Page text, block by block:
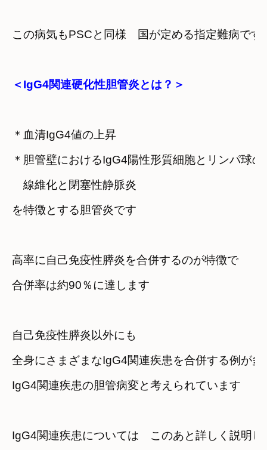
この病気もPSCと同様　国が定める指定難病です
＜IgG4関連硬化性胆管炎とは？＞
＊血清IgG4値の上昇
＊胆管壁におけるIgG4陽性形質細胞とリンパ球
線維化と閉塞性静脈炎
を特徴とする胆管炎です
高率に自己免疫性膵炎を合併するのが特徴で
合併率は約90％に達します
自己免疫性膵炎以外にも
全身にさまざまなIgG4関連疾患を合併する例が多
IgG4関連疾患の胆管病変と考えられています
IgG4関連疾患については　このあと詳しく説明し